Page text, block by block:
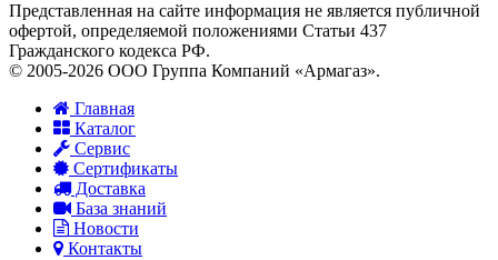
Представленная на сайте информация не является публичной
офертой, определяемой положениями Статьи 437
Гражданского кодекса РФ.
© 2005-2026 ООО Группа Компаний «Армагаз».
Главная
Каталог
Сервис
Сертификаты
Доставка
База знаний
Новости
Контакты